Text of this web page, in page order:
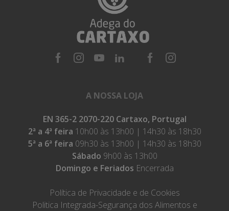
A NOSSA LOJA
EN 365-2 2070-220 Cartaxo, Portugal
2ª a 4ª feira 10h00 às 13h00 | 14h30 às 18h30
5ª a 6ª feira 09h30 às 13h00 | 14h30 às 18h30
Sábado 9h00 às 13h00
Domingo e Feriados Encerrada
Política de Privacidade e de Cookies
Politica Integrada-Segurança dos Alimentos e